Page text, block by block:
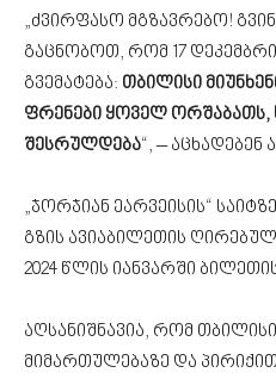
„ძვირფასო მგზავრებო!
გაცნობოთ, რომ 17
გვემატება: თბილისი
ფრენები ყოველ ორშაბათს,
შესრულდება“, – აცხადებენ
„ჯორჯიან ეარვეისის“
გზის ავიაბილეთის
2024 წლის იანვარში
აღსანიშნავია, რომ
მიმართულებაზე და